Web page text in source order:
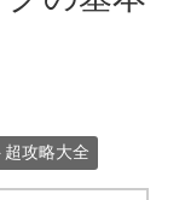
攻略大全